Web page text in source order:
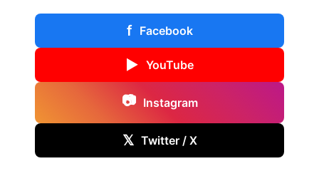
f Facebook
▶ YouTube
📷 Instagram
𝕏 Twitter / X